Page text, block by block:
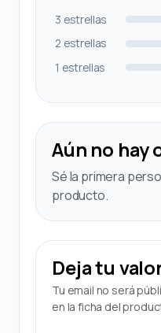
3 estrellas
2 estrellas
1 estrellas
Aún no hay
Sé la primera
producto.
Deja tu
Tu email no será
en la ficha del